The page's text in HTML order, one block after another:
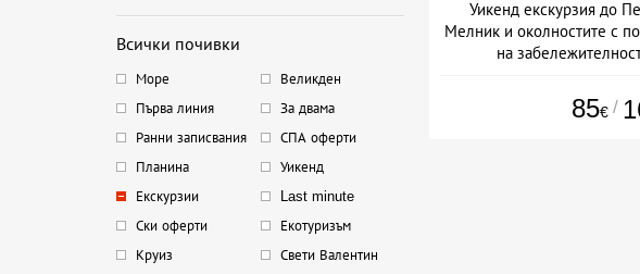
Всички почивки
Море
Великден
Първа линия
За двама
Ранни записвания
СПА оферти
Планина
Уикенд
Екскурзии
Last minute
Ски оферти
Екотуризъм
Круиз
Свети Валентин
Уикенд екскурзия до
Мелник и околностите с
на
85€ /